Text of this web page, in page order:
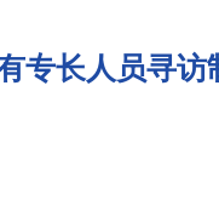
专长人员寻